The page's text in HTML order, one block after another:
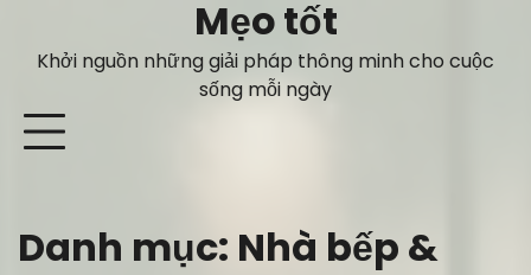
content
Mẹo tốt
Khởi nguồn những giải pháp thông minh cho cuộc
sống mỗi ngày
Danh mục: Nhà bếp &